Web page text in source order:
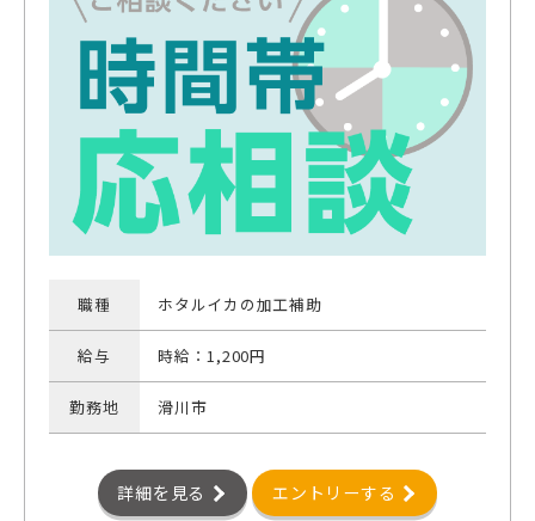
職種 ホタルイカの加工補助
給与 時給：1,200円
勤務地 滑川市
詳細を見る エントリーする